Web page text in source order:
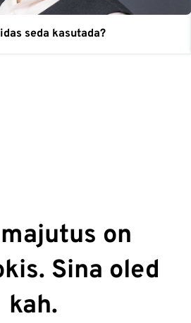
seda kasutada?
on
Sina oled
kah.